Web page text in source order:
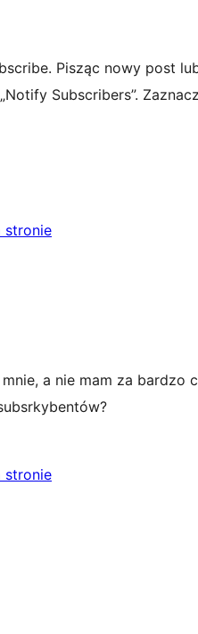
Pisząc nowy post
Subscribers”.
stronie
a nie mam za
stronie